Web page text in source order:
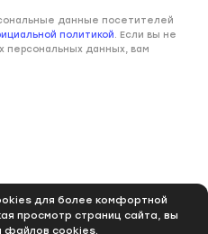
для более комфортной
просмотр страниц сайта, вы
файлов cookies.
данные посетителей
политикой. Если вы не
персональных данных, вам